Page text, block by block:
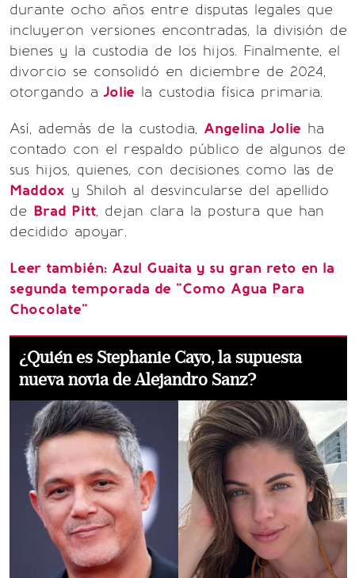
durante ocho años entre disputas legales que
incluyeron versiones encontradas, la división de
bienes y la custodia de los hijos. Finalmente, el
divorcio se consolidó en diciembre de 2024,
otorgando a Jolie la custodia física primaria.
Así, además de la custodia, Angelina Jolie ha
contado con el respaldo público de algunos de
sus hijos, quienes, con decisiones como las de
Maddox y Shiloh al desvincularse del apellido
de Brad Pitt, dejan clara la postura que han
decidido apoyar.
Leer también: Azul Guaita y su gran reto en la
segunda temporada de "Como Agua Para
Chocolate"
¿Quién es Stephanie Cayo, la supuesta
nueva novia de Alejandro Sanz?